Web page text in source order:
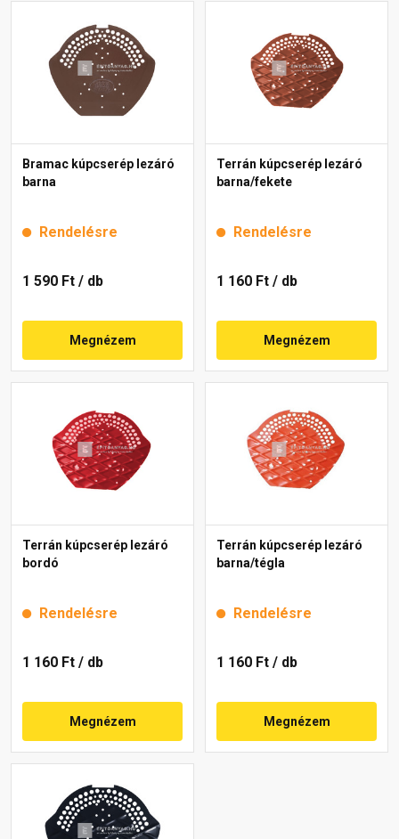
Bramac kúpcserép lezáró
barna
Rendelésre
1 590 Ft / db
Megnézem
Terrán kúpcserép lezáró
barna/fekete
Rendelésre
1 160 Ft / db
Megnézem
Terrán kúpcserép lezáró
bordó
Rendelésre
1 160 Ft / db
Megnézem
Terrán kúpcserép lezáró
barna/tégla
Rendelésre
1 160 Ft / db
Megnézem